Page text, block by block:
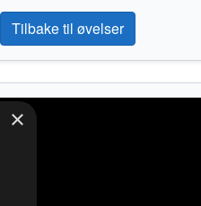
Tilbake til øvelser
×